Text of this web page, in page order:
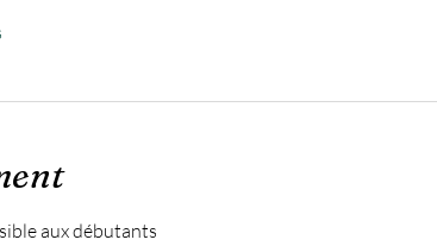
aux débutants